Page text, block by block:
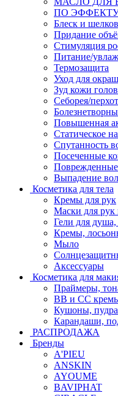
ПО
Блеск и
Придание
Стимуляция
Питание/
Термозащита
Уход для
Зуд кожи
Себорея/
Повышенная
Статическое
Спутанность
Посеченные
Выпадение
Косметика для тела
Кремы для рук
Маски для рук
Гели для
Кремы,
Мыло
Аксессуары
Косметика для
Праймеры,
BB и CC
Кушоны, пудра
Карандаши,
РАСПРОДАЖА
Бренды
A'PIEU
ANSKIN
AYOUME
BAVIPHAT